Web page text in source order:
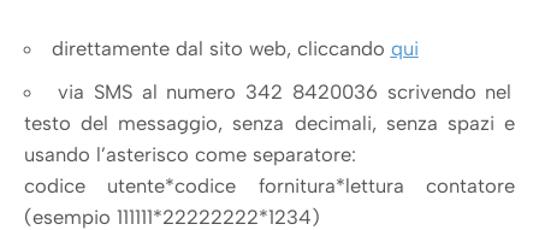
direttamente dal sito web, cliccando qui
via SMS al numero 342 8420036 scrivendo nel
testo del messaggio, senza decimali, senza spazi e
usando l’asterisco come separatore:
codice utente*codice fornitura*lettura contatore
(esempio 111111*22222222*1234)